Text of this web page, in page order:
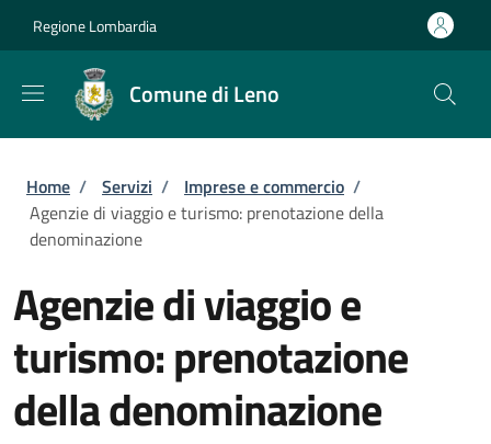
Regione Lombardia
Comune di Leno
Briciole di pane
Home / Servizi / Imprese e commercio /
Agenzie di viaggio e turismo: prenotazione della
denominazione
Agenzie di viaggio e
turismo: prenotazione
della denominazione